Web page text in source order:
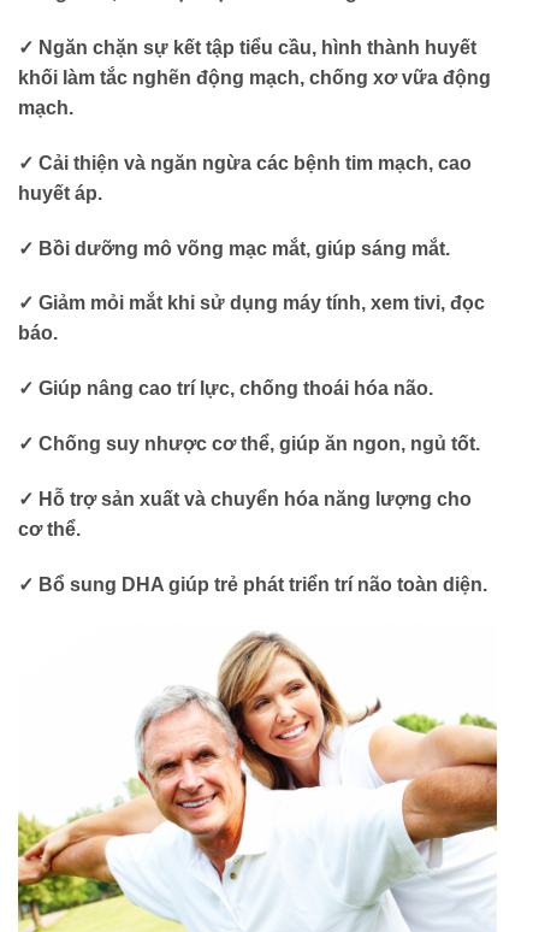
✓ Ngăn chặn sự kết tập tiểu cầu, hình thành huyết
khối làm tắc nghẽn động mạch, chống xơ vữa động
mạch.
✓ Cải thiện và ngăn ngừa các bệnh tim mạch, cao
huyết áp.
✓ Bồi dưỡng mô võng mạc mắt, giúp sáng mắt.
✓ Giảm mỏi mắt khi sử dụng máy tính, xem tivi, đọc
báo.
✓ Giúp nâng cao trí lực, chống thoái hóa não.
✓ Chống suy nhược cơ thể, giúp ăn ngon, ngủ tốt.
✓ Hỗ trợ sản xuất và chuyển hóa năng lượng cho
cơ thể.
✓ Bổ sung DHA giúp trẻ phát triển trí não toàn diện.